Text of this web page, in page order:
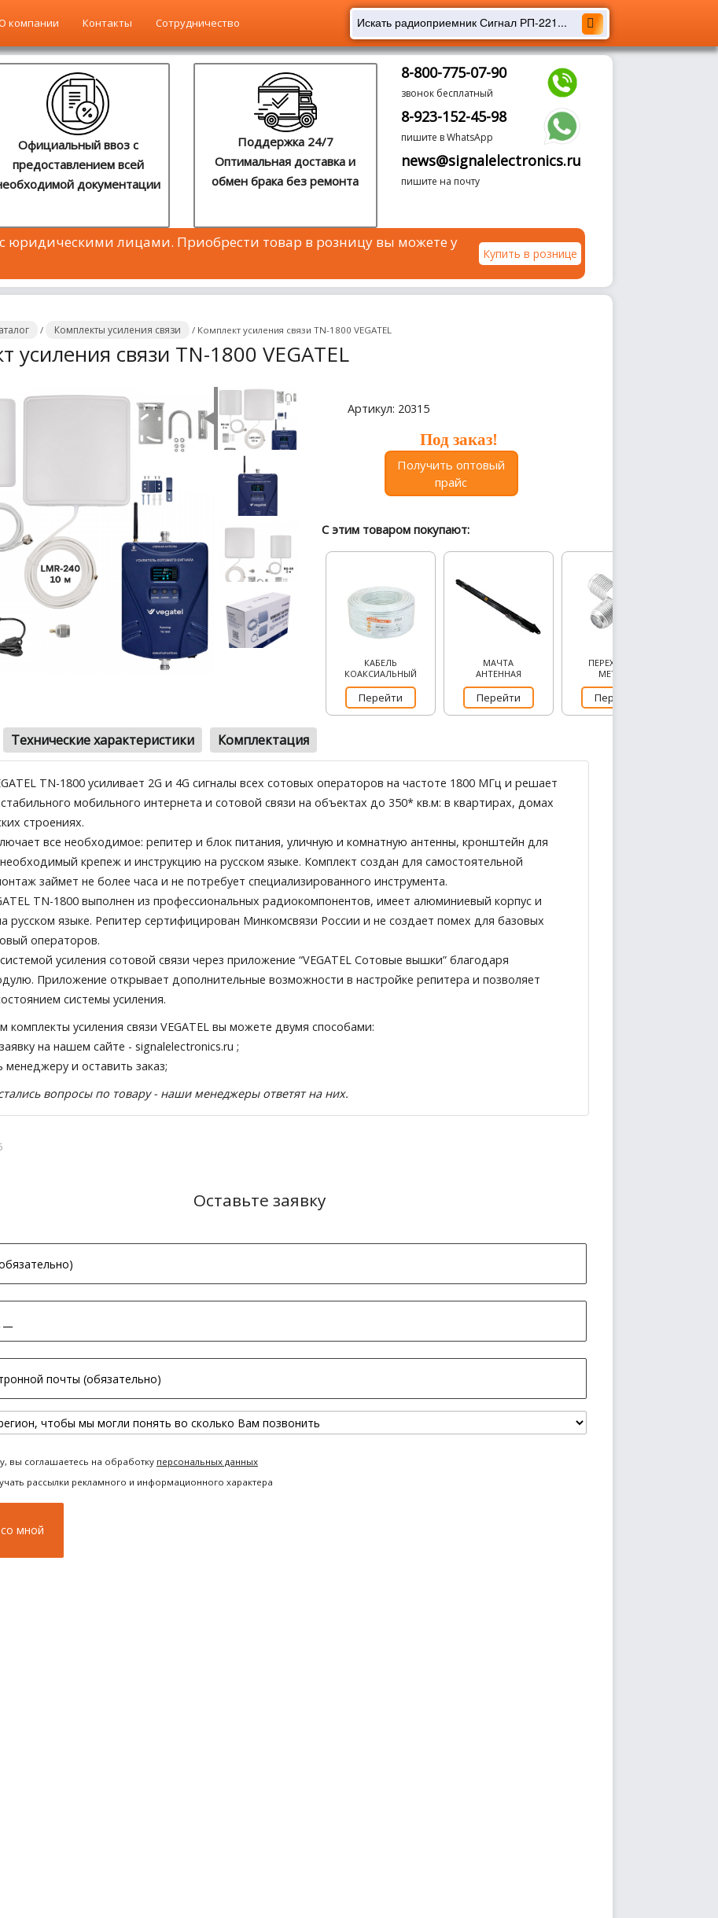
компании Контакты Сотрудничество
Официальный ввоз с
предоставлением всей
документации
Поддержка 24/7
Оптимальная доставка и
обмен брака без ремонта
8-800-775-07-90
звонок бесплатный
8-923-152-45-98
пишите в WhatsApp
news@signalelectronics.ru
пишите на почту
юридическими лицами. Приобрести товар в розницу вы можете у
Купить в рознице
/ Комплекты усиления связи / Комплект усиления связи TN-1800 VEGATEL
усиления связи TN-1800 VEGATEL
Артикул: 20315
Под заказ!
Получить оптовый
прайс
С этим товаром покупают:
КАБЕЛЬ
КОАКСИАЛЬНЫЙ
Перейти
МАЧТА
АНТЕННАЯ
Перейти
ПЕРЕХОДНИК
МЕТАЛЛ
Перейти
Технические характеристики Комплектация
TN-1800 усиливает 2G и 4G сигналы всех сотовых операторов на частоте 1800 МГц и решает
мобильного интернета и сотовой связи на объектах до 350* кв.м: в квартирах, домах
строениях.
все необходимое: репитер и блок питания, уличную и комнатную антенны, кронштейн для
крепеж и инструкцию на русском языке. Комплект создан для самостоятельной
займет не более часа и не потребует специализированного инструмента.
TN-1800 выполнен из профессиональных радиокомпонентов, имеет алюминиевый корпус и
русском языке. Репитер сертифицирован Минкомсвязи России и не создает помех для базовых
операторов.
усиления сотовой связи через приложение “VEGATEL Сотовые вышки” благодаря
Приложение открывает дополнительные возможности в настройке репитера и позволяет
системы усиления.
комплекты усиления связи VEGATEL вы можете двумя способами:
на нашем сайте - signalelectronics.ru ;
менеджеру и оставить заказ;
вопросы по товару - наши менеджеры ответят на них.
Оставьте заявку
вы соглашаетесь на обработку персональных данных
рассылки рекламного и информационного характера